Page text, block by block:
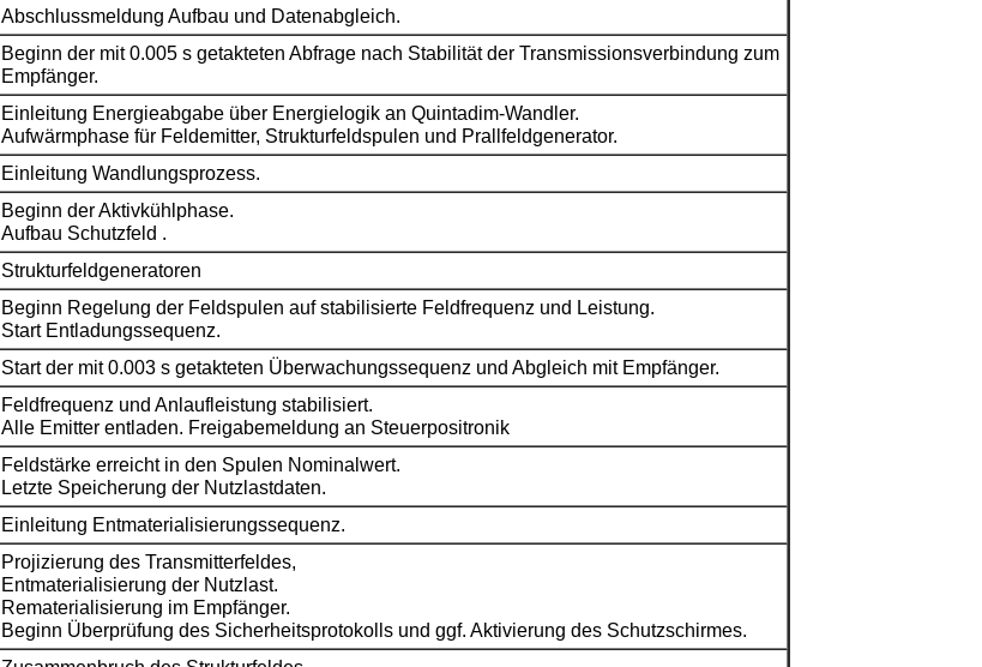
Abschlussmeldung Aufbau und Datenabgleich.
Beginn der mit 0.005 s getakteten Abfrage nach Stabilität der Transmissionsverbindung zum
Empfänger.
Einleitung Energieabgabe über Energielogik an Quintadim-Wandler.
Aufwärmphase für Feldemitter, Strukturfeldspulen und Prall­feldgenerator.
Einleitung Wandlungsprozess.
Beginn der Aktivkühlphase.
Aufbau Schutzfeld .
Strukturfeldgeneratoren
Beginn Regelung der Feldspulen auf stabilisierte Feldfrequenz und Leistung.
Start Entladungssequenz.
Start der mit 0.003 s getakteten Überwachungssequenz und Abgleich mit Empfänger.
Feldfrequenz und Anlaufleistung stabilisiert.
Alle Emitter entladen. Freigabemeldung an Steuerpositronik
Feldstärke erreicht in den Spulen Nominalwert.
Letzte Speicherung der Nutzlastdaten.
Einleitung Entmaterialisierungssequenz.
Projizierung des Transmitterfeldes,
Entmaterialisierung der Nutzlast.
Rematerialisierung im Empfänger.
Beginn Überprüfung des Sicherheitsprotokolls und ggf. Aktivierung des Schutzschirmes.